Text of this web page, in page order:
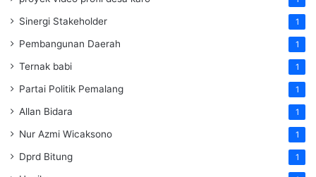
Sinergi Stakeholder 1
Pembangunan Daerah 1
Ternak babi 1
Partai Politik Pemalang 1
Allan Bidara 1
Nur Azmi Wicaksono 1
Dprd Bitung 1